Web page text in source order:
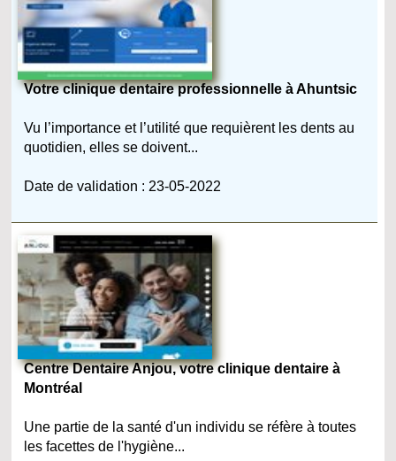
Votre clinique dentaire professionnelle à Ahuntsic
Vu l’importance et l’utilité que requièrent les dents au
quotidien, elles se doivent...
Date de validation : 23-05-2022
Centre Dentaire Anjou, votre clinique dentaire à
Montréal
Une partie de la santé d'un individu se réfère à toutes
les facettes de l'hygiène...